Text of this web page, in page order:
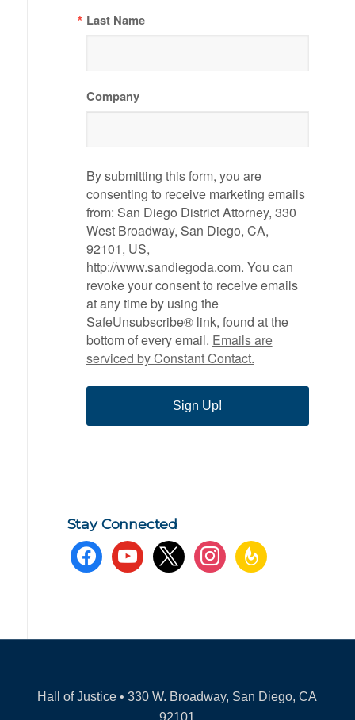
Last Name
Company
By submitting this form, you are
consenting to receive marketing emails
from: San Diego District Attorney, 330
West Broadway, San Diego, CA,
92101, US,
http://www.sandiegoda.com. You can
revoke your consent to receive emails
at any time by using the
SafeUnsubscribe® link, found at the
bottom of every email. Emails are
serviced by Constant Contact.
Sign Up!
Stay Connected
facebookyoutube x instagramfeedburner
Hall of Justice • 330 W. Broadway, San Diego, CA
92101